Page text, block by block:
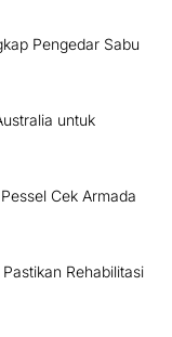
Pengedar Sabu
untuk
Cek Armada
Rehabilitasi